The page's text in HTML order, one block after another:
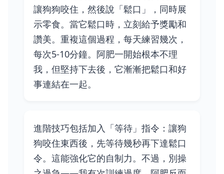
讓狗狗咬住，然後說「鬆口」，同時展
示零食。當它鬆口時，立刻給予獎勵和
讚美。重複這個過程，每天練習幾次，
每次5-10分鐘。阿肥一開始根本不理
我，但堅持下去後，它漸漸把鬆口和好
事連結在一起。
進階技巧包括加入「等待」指令：讓狗
狗咬住東西後，先等待幾秒再下達鬆口
令。這能強化它的自制力。不過，別操